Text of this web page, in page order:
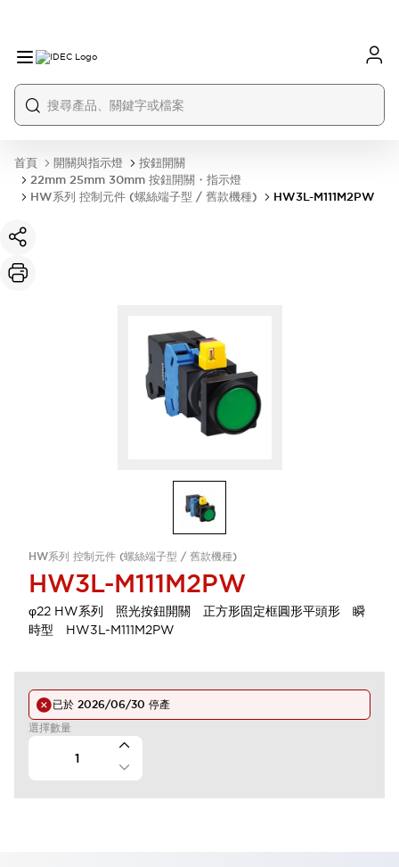
首頁 開關與指示燈
按鈕開關
22mm 25mm 30mm 按鈕開關・指示燈
HW系列 控制元件 (螺絲端子型 / 舊款機種)
HW3L-M111M2PW
HW系列 控制元件 (螺絲端子型 / 舊款機種)
HW3L-M111M2PW
φ22 HW系列 照光按鈕開關 正方形固定框圓形平頭形 瞬
時型 HW3L-M111M2PW
已於 2026/06/30 停產
選擇數量